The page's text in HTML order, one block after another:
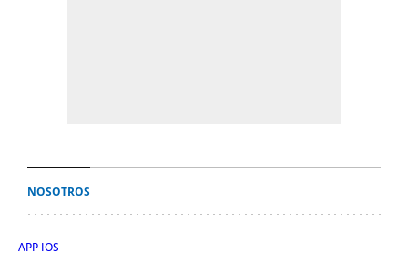
NOSOTROS
APP IOS